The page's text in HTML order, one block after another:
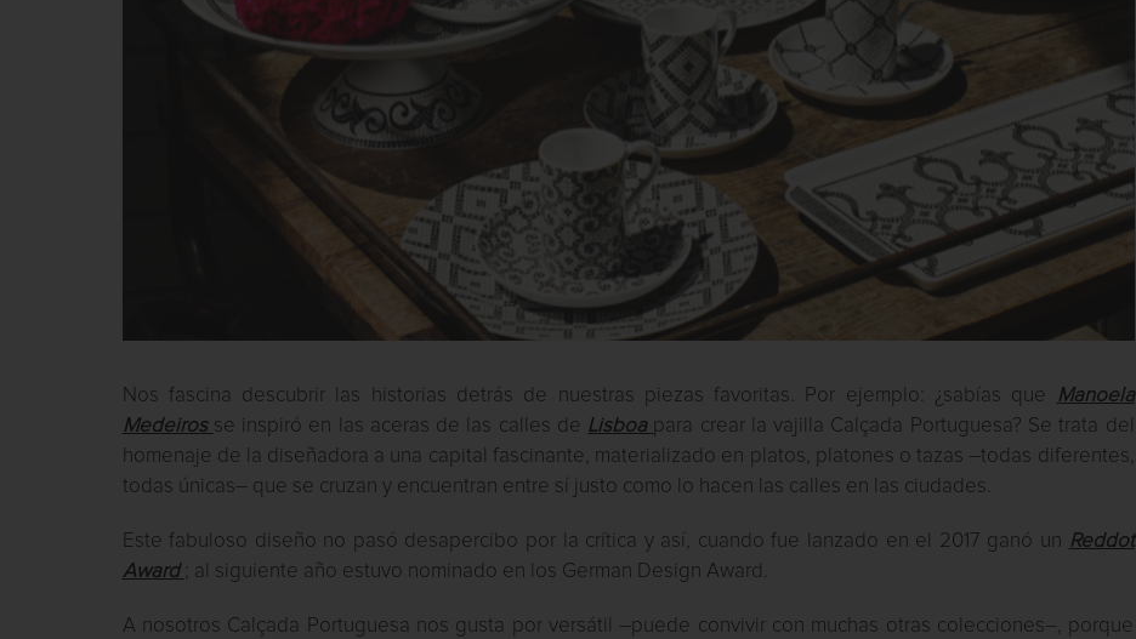
Nos fascina descubrir las historias detrás de nuestras piezas favoritas. Por ejemplo: ¿sabías que
Manoela
Medeiros se inspiró en las aceras de las calles de Lisboa para crear la vajilla Calçada Portuguesa? Se trata del
homenaje de la diseñadora a una capital fascinante, materializado en platos, platones o tazas –todas diferentes,
todas únicas– que se cruzan y encuentran entre sí justo como lo hacen las calles en las ciudades.
Este fabuloso diseño no pasó desapercibo por la crítica y así, cuando fue lanzado en el 2017 ganó un Reddot
Award ; al siguiente año estuvo nominado en los German Design Award.
A nosotros Calçada Portuguesa nos gusta por versátil –puede convivir con muchas otras colecciones–, porque